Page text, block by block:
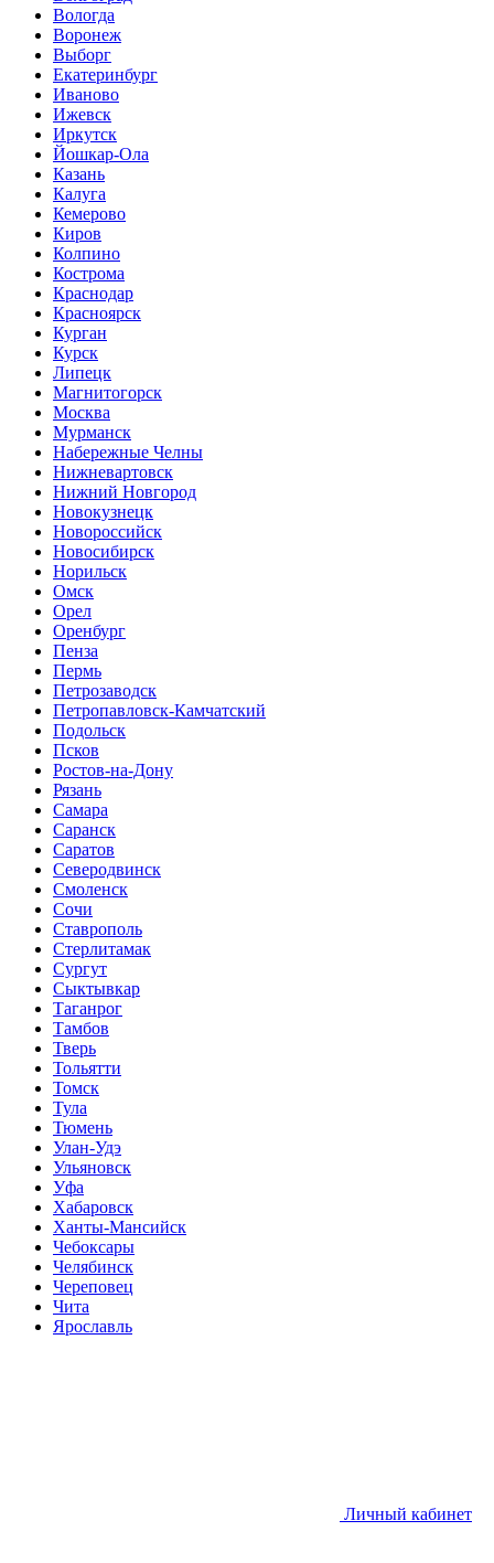
Вологда
Воронеж
Выборг
Екатеринбург
Иваново
Ижевск
Иркутск
Йошкар-Ола
Казань
Калуга
Кемерово
Киров
Колпино
Кострома
Краснодар
Красноярск
Курган
Курск
Липецк
Магнитогорск
Москва
Мурманск
Набережные Челны
Нижневартовск
Нижний Новгород
Новокузнецк
Новороссийск
Новосибирск
Норильск
Омск
Орел
Оренбург
Пенза
Пермь
Петрозаводск
Петропавловск-Камчатский
Подольск
Псков
Ростов-на-Дону
Рязань
Самара
Саранск
Саратов
Северодвинск
Смоленск
Сочи
Ставрополь
Стерлитамак
Сургут
Сыктывкар
Таганрог
Тамбов
Тверь
Тольятти
Томск
Тула
Тюмень
Улан-Удэ
Ульяновск
Уфа
Хабаровск
Ханты-Мансийск
Чебоксары
Челябинск
Череповец
Чита
Ярославль
Личный кабинет